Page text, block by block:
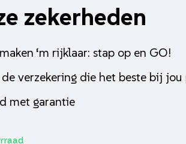
zekerheden
‘m rijklaar: stap op en GO!
de verzekering die het beste bij jou
met garantie